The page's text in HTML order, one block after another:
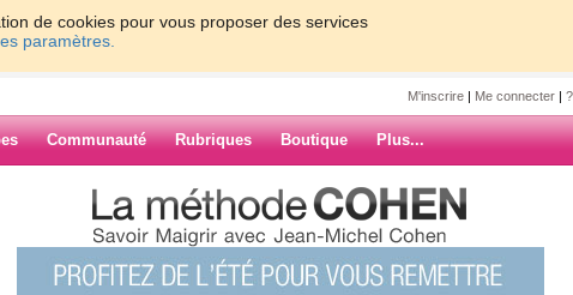
de cookies pour vous proposer des services
paramètres.
M'inscrire | Me connecter |
Communauté Rubriques Boutique Plus...